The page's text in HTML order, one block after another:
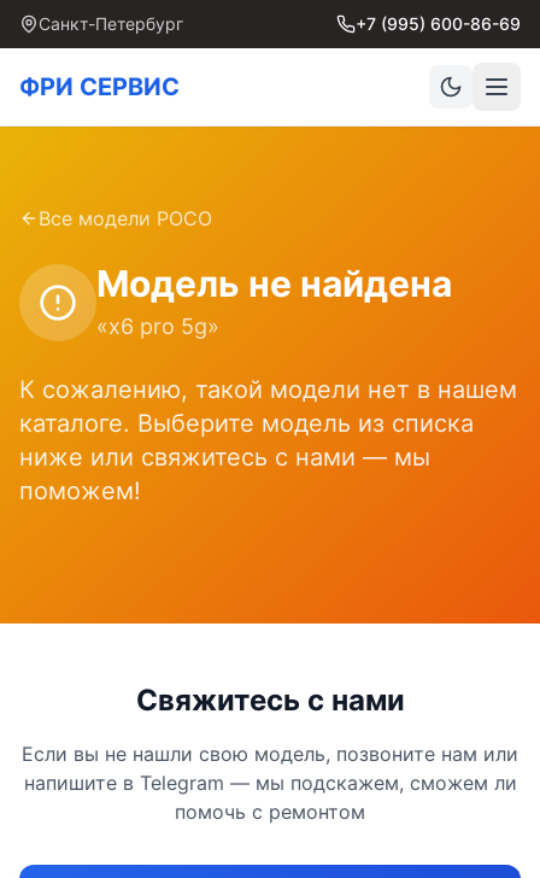
Санкт-Петербург +7 (995) 600-86-69
ФРИ СЕРВИС
Все модели POCO
Модель не найдена
«x6 pro 5g»
К сожалению, такой модели нет в нашем
каталоге. Выберите модель из списка
ниже или свяжитесь с нами — мы
поможем!
Свяжитесь с нами
Если вы не нашли свою модель, позвоните нам или
напишите в Telegram — мы подскажем, сможем ли
помочь с ремонтом